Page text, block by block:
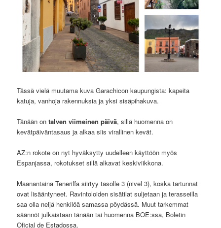
Tässä vielä muutama kuva Garachicon kaupungista: kapeita
katuja, vanhoja rakennuksia ja yksi sisäpihakuva.
Tänään ontalven viimeinen päivä, sillä huomenna on
kevätpäiväntasaus ja alkaa siis virallinen kevät.
AZ:n rokote on nyt hyväksytty uudelleen käyttöön myös
Espanjassa, rokotukset sillä alkavat keskiviikkona.
Maanantaina Teneriffa siirtyy tasolle 3 (nivel 3), koska tartunnat
ovat lisääntyneet. Ravintoloiden sisätilat suljetaan ja terasseilla
saa olla neljä henkilöä samassa pöydässä. Muut tarkemmat
säännöt julkaistaan tänään tai huomenna BOE:ssa, Boletin
Oficial de Estadossa.